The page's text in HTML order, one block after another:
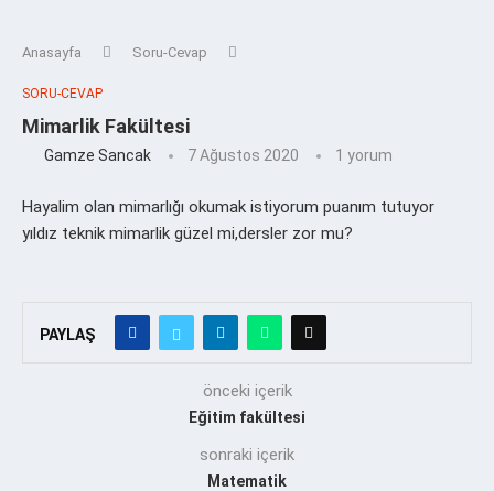
Anasayfa Soru-Cevap
SORU-CEVAP
Mimarlik Fakültesi
Gamze Sancak 7 Ağustos 2020 1 yorum
Hayalim olan mimarlığı okumak istiyorum puanım tutuyor
yıldız teknik mimarlik güzel mi,dersler zor mu?
PAYLAŞ
önceki içerik
Eğitim fakültesi
sonraki içerik
Matematik